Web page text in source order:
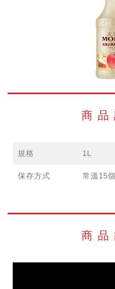
商品
規格 1L
保存方式 常溫15
商品